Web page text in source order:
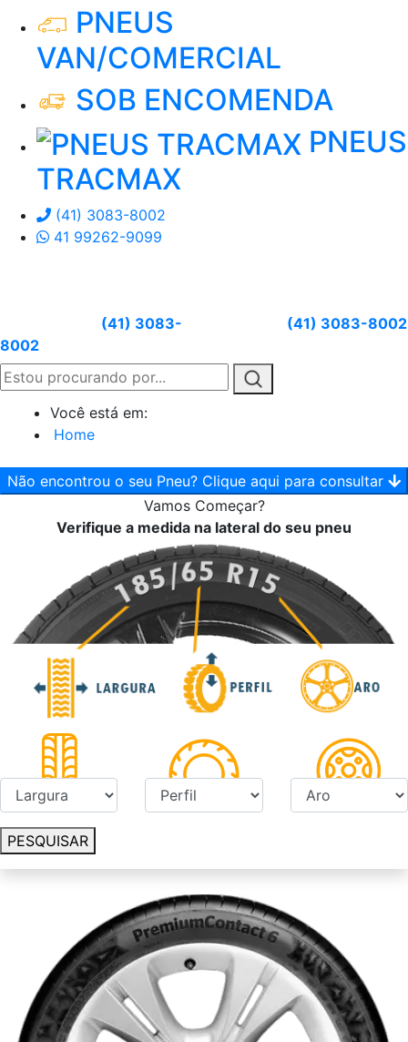
PNEUS
VAN/COMERCIAL
SOB ENCOMENDA
PNEUS
TRACMAX
(41) 3083-8002
41 99262-9099
(41) 3083-
8002
(41) 3083-8002
Você está em:
Home
Não encontrou o seu Pneu? Clique aqui para consultar
Vamos Começar?
Verifique a medida na lateral do seu pneu
PESQUISAR